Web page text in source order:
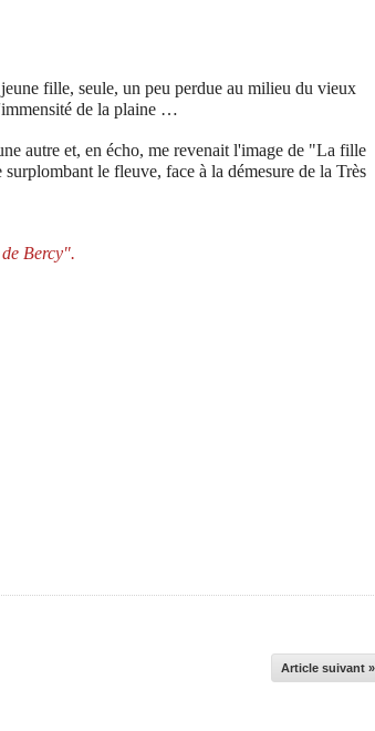
fille, seule, un peu perdue au milieu du vieux
de la plaine …
autre et, en écho, me revenait l'image de "La fille
le fleuve, face à la démesure de la Très
Bercy".
Article suivant »